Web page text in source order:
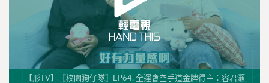
【形TV】〖校園狗仔隊〗EP64. 全運會空手道金牌得主：容君灝